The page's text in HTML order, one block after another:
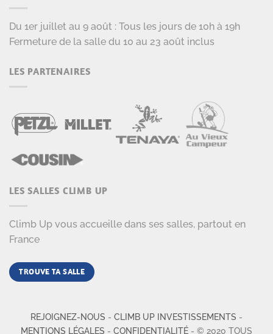
Du 1er juillet au 9 août : Tous les jours de 10h à 19h
Fermeture de la salle du 10 au 23 août inclus
LES PARTENAIRES
LES SALLES CLIMB UP
Climb Up vous accueille dans ses salles, partout en
France
TROUVE TA SALLE
REJOIGNEZ-NOUS - CLIMB UP INVESTISSEMENTS -
MENTIONS LÉGALES - CONFIDENTIALITÉ - © 2020 TOUS